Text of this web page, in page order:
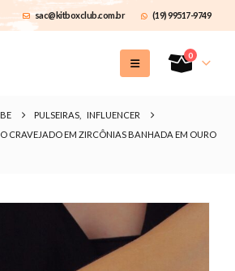
sac@kitboxclub.com.br (19) 99517-9749
0
PULSEIRAS
INFLUENCER
CRAVEJADO EM ZIRCÔNIAS BANHADA EM OURO